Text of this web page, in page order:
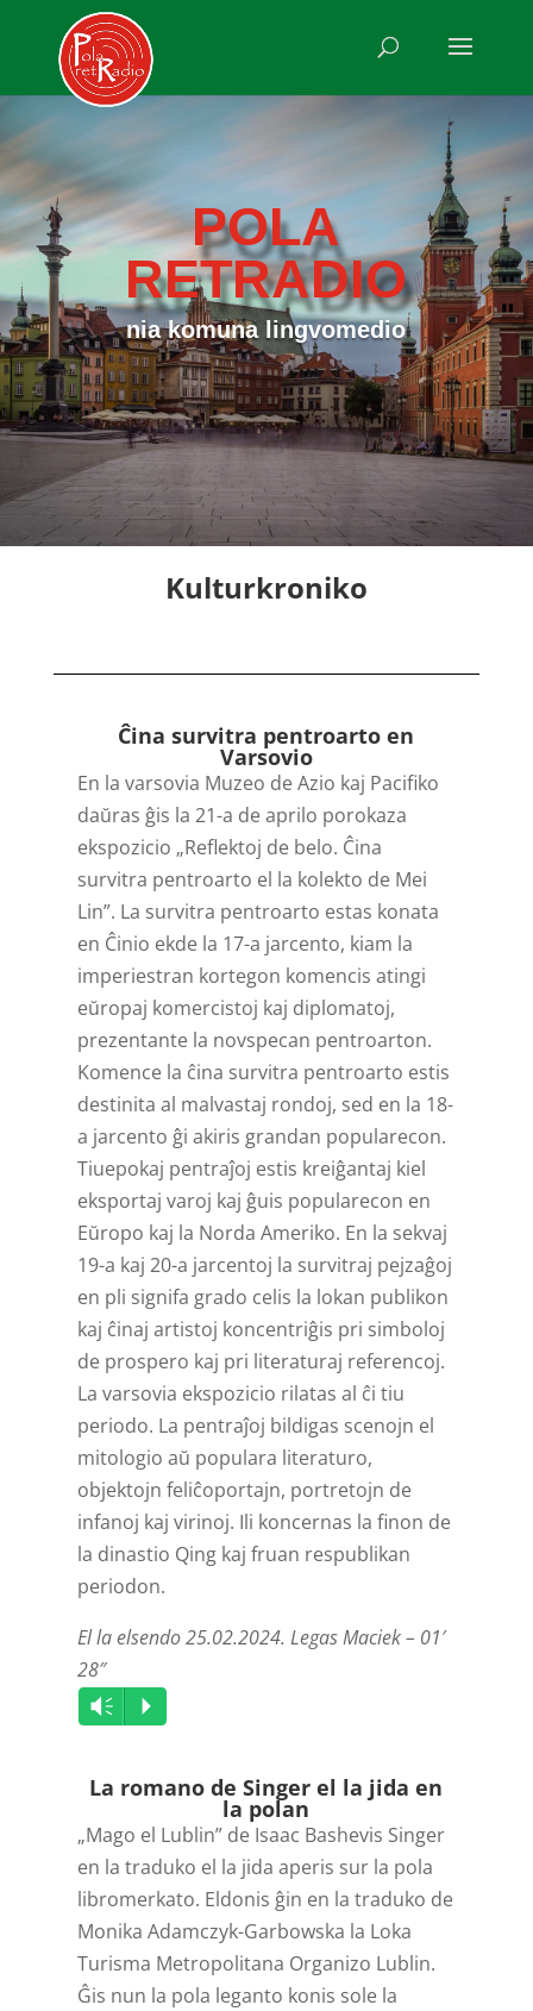
POLA
RETRADIO
nia komuna lingvomedio
Kulturkroniko
Ĉina survitra pentroarto en
Varsovio
En la varsovia Muzeo de Azio kaj Pacifiko
daŭras ĝis la 21-a de aprilo porokaza
ekspozicio „Reflektoj de belo. Ĉina
survitra pentroarto el la kolekto de Mei
Lin”. La survitra pentroarto estas konata
en Ĉinio ekde la 17-a jarcento, kiam la
imperiestran kortegon komencis atingi
eŭropaj komercistoj kaj diplomatoj,
prezentante la novspecan pentroarton.
Komence la ĉina survitra pentroarto estis
destinita al malvastaj rondoj, sed en la 18-
a jarcento ĝi akiris grandan popularecon.
Tiuepokaj pentraĵoj estis kreiĝantaj kiel
eksportaj varoj kaj ĝuis popularecon en
Eŭropo kaj la Norda Ameriko. En la sekvaj
19-a kaj 20-a jarcentoj la survitraj pejzaĝoj
en pli signifa grado celis la lokan publikon
kaj ĉinaj artistoj koncentriĝis pri simboloj
de prospero kaj pri literaturaj referencoj.
La varsovia ekspozicio rilatas al ĉi tiu
periodo. La pentraĵoj bildigas scenojn el
mitologio aŭ populara literaturo,
objektojn feliĉoportajn, portretojn de
infanoj kaj virinoj. Ili koncernas la finon de
la dinastio Qing kaj fruan respublikan
periodon.
El la elsendo 25.02.2024. Legas Maciek – 01′
28″
Audio
Player
Vm P
La romano de Singer el la jida en
la polan
„Mago el Lublin” de Isaac Bashevis Singer
en la traduko el la jida aperis sur la pola
libromerkato. Eldonis ĝin en la traduko de
Monika Adamczyk-Garbowska la Loka
Turisma Metropolitana Organizo Lublin.
Ĝis nun la pola leganto konis sole la